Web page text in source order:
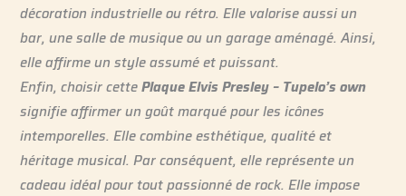
décoration industrielle ou rétro. Elle valorise aussi un
bar, une salle de musique ou un garage aménagé. Ainsi,
elle affirme un style assumé et puissant.
Enfin, choisir cettePlaque Elvis Presley – Tupelo’s own
signifie affirmer un goût marqué pour les icônes
intemporelles. Elle combine esthétique, qualité et
héritage musical. Par conséquent, elle représente un
cadeau idéal pour tout passionné de rock. Elle impose